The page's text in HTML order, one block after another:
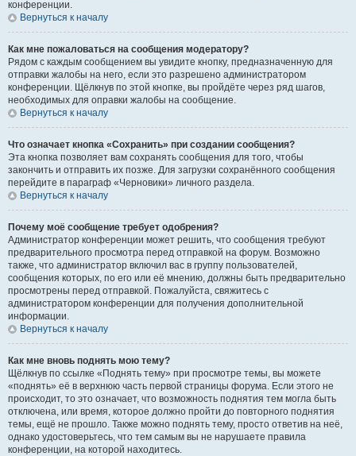
конференции.
Вернуться к началу
Как мне пожаловаться на сообщения модератору?
Рядом с каждым сообщением вы увидите кнопку, предназначенную для
отправки жалобы на него, если это разрешено администратором
конференции. Щёлкнув по этой кнопке, вы пройдёте через ряд шагов,
необходимых для оправки жалобы на сообщение.
Вернуться к началу
Что означает кнопка «Сохранить» при создании сообщения?
Эта кнопка позволяет вам сохранять сообщения для того, чтобы
закончить и отправить их позже. Для загрузки сохранённого сообщения
перейдите в параграф «Черновики» личного раздела.
Вернуться к началу
Почему моё сообщение требует одобрения?
Администратор конференции может решить, что сообщения требуют
предварительного просмотра перед отправкой на форум. Возможно
также, что администратор включил вас в группу пользователей,
сообщения которых, по его или её мнению, должны быть предварительно
просмотрены перед отправкой. Пожалуйста, свяжитесь с
администратором конференции для получения дополнительной
информации.
Вернуться к началу
Как мне вновь поднять мою тему?
Щёлкнув по ссылке «Поднять тему» при просмотре темы, вы можете
«поднять» её в верхнюю часть первой страницы форума. Если этого не
происходит, то это означает, что возможность поднятия тем могла быть
отключена, или время, которое должно пройти до повторного поднятия
темы, ещё не прошло. Также можно поднять тему, просто ответив на неё,
однако удостоверьтесь, что тем самым вы не нарушаете правила
конференции, на которой находитесь.